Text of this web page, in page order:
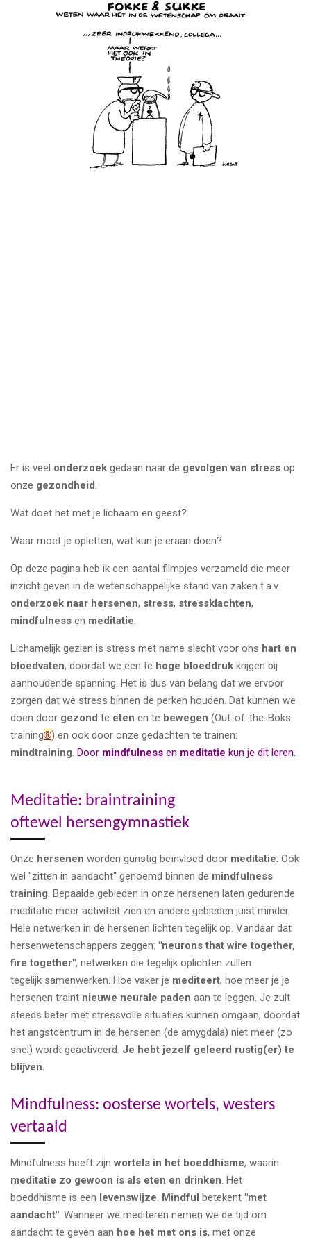
Er is veel onderzoek gedaan naar de gevolgen van stress op
onze gezondheid.
Wat doet het met je lichaam en geest?
Waar moet je opletten, wat kun je eraan doen?
Op deze pagina heb ik een aantal filmpjes verzameld die meer
inzicht geven in de wetenschappelijke stand van zaken t.a.v.
onderzoek naar hersenen, stress, stressklachten,
mindfulness en meditatie.
Lichamelijk gezien is stress met name slecht voor ons hart en
bloedvaten, doordat we een te hoge bloeddruk krijgen bij
aanhoudende spanning. Het is dus van belang dat we ervoor
zorgen dat we stress binnen de perken houden. Dat kunnen we
doen door gezond te eten en te bewegen (Out-of-the-Boks
training®) en ook door onze gedachten te trainen:
mindtraining. Door mindfulness en meditatie kun je dit leren.
Meditatie: braintraining
oftewel hersengymnastiek
Onze hersenen worden gunstig beïnvloed door meditatie. Ook
wel "zitten in aandacht" genoemd binnen de mindfulness
training. Bepaalde gebieden in onze hersenen laten gedurende
meditatie meer activiteit zien en andere gebieden juist minder.
Hele netwerken in de hersenen lichten tegelijk op. Vandaar dat
hersenwetenschappers zeggen: "neurons that wire together,
fire together", netwerken die tegelijk oplichten zullen
tegelijk samenwerken. Hoe vaker je mediteert, hoe meer je je
hersenen traint nieuwe neurale paden aan te leggen. Je zult
steeds beter met stressvolle situaties kunnen omgaan, doordat
het angstcentrum in de hersenen (de amygdala) niet meer (zo
snel) wordt geactiveerd. Je hebt jezelf geleerd rustig(er) te
blijven.
Mindfulness: oosterse wortels, westers
vertaald
Mindfulness heeft zijn wortels in het boeddhisme, waarin
meditatie zo gewoon is als eten en drinken. Het
boeddhisme is een levenswijze. Mindful betekent "met
aandacht". Wanneer we mediteren nemen we de tijd om
aandacht te geven aan hoe het met ons is, met onze